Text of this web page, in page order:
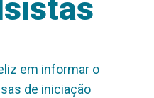
em informar o
de iniciação